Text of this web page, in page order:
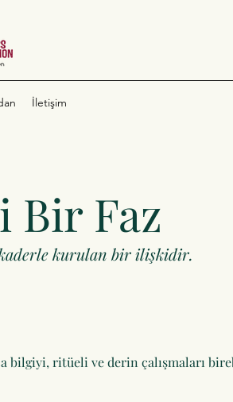
İletişim
Bir Faz
kurulan bir ilişkidir.
bilgiyi, ritüeli ve derin çalışmaları